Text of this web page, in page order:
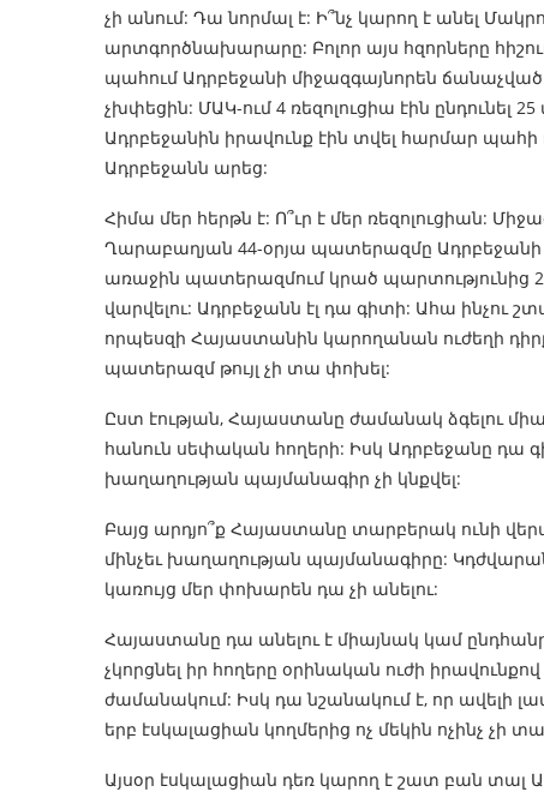
չի անում: Դա նորմալ է: Ի՞նչ կարող է անել
արտգործնախարարը: Բոլոր այս հզորները
պահում Ադրբեջանի միջազգայնորեն
չխփեցին: ՄԱԿ-ում 4 ռեզոլուցիա էին ընդունել
Ադրբեջանին իրավունք էին տվել հարմար պահի
Ադրբեջանն արեց:
Հիմա մեր հերթն է: Ո՞ւր է մեր ռեզոլուցիան:
Ղարաբաղյան 44-օրյա պատերազմը Ադրբեջանի
առաջին պատերազմում կրած պարտությունից
վարվելու: Ադրբեջանն էլ դա գիտի: Ահա ինչու
որպեսզի Հայաստանին կարողանան ուժեղի
պատերազմ թույլ չի տա փոխել:
Ըստ էության, Հայաստանը ժամանակ ձգելու
հանուն սեփական հողերի: Իսկ Ադրբեջանը դա
խաղաղության պայմանագիր չի կնքվել:
Բայց արդյո՞ք Հայաստանը տարբերակ ունի
մինչեւ խաղաղության պայմանագիրը:
կառույց մեր փոխարեն դա չի անելու:
Հայաստանը դա անելու է միայնակ կամ
չկորցնել իր հողերը օրինական ուժի
ժամանակում: Իսկ դա նշանակում է, որ ավելի
երբ էսկալացիան կողմերից ոչ մեկին ոչինչ չի
Այսօր էսկալացիան դեռ կարող է շատ բան